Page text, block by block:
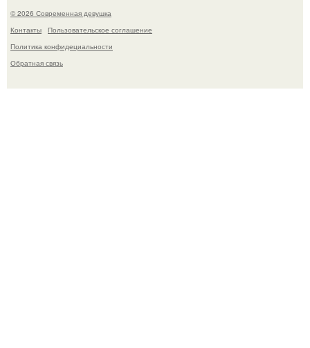
© 2026 Современная девушка
Контакты
Пользовательское соглашение
Политика конфидециальности
Обратная связь